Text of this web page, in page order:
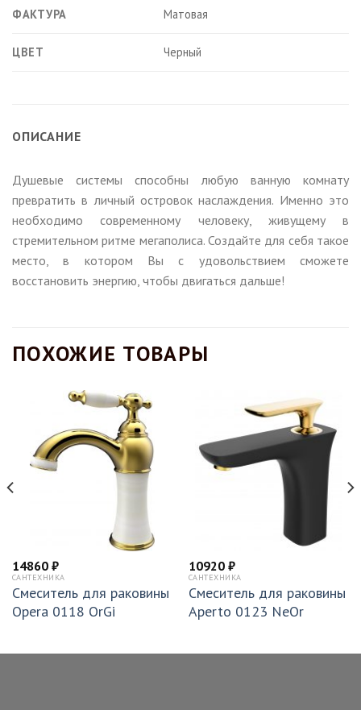
ФАКТУРА Матовая
ЦВЕТ Черный
ОПИСАНИЕ
Душевые системы способны любую ванную комнату
превратить в личный островок наслаждения. Именно это
необходимо современному человеку, живущему в
стремительном ритме мегаполиса. Создайте для себя такое
место, в котором Вы с удовольствием сможете
восстановить энергию, чтобы двигаться дальше!
ПОХОЖИЕ ТОВАРЫ
14860 ₽
САНТЕХНИКА
Смеситель для раковины
Opera 0118 OrGi
10920 ₽
САНТЕХНИКА
Смеситель для раковины
Aperto 0123 NeOr